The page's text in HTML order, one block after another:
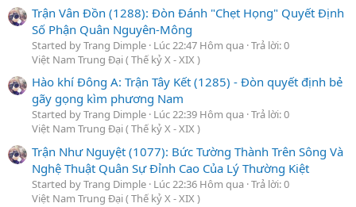
Trận Vân Đồn (1288): Đòn Đánh "Chẹt Họng" Quyết Định
Số Phận Quân Nguyên-Mông
Started by Trang Dimple Lúc 22:47 Hôm qua Trả lời: 0
Việt Nam Trung Đại ( Thế kỷ X - XIX )
Hào khí Đông A: Trận Tây Kết (1285) - Đòn quyết định bẻ
gãy gọng kìm phương Nam
Started by Trang Dimple Lúc 22:39 Hôm qua Trả lời: 0
Việt Nam Trung Đại ( Thế kỷ X - XIX )
Trận Như Nguyệt (1077): Bức Tường Thành Trên Sông Và
Nghệ Thuật Quân Sự Đỉnh Cao Của Lý Thường Kiệt
Started by Trang Dimple Lúc 22:36 Hôm qua Trả lời: 0
Việt Nam Trung Đại ( Thế kỷ X - XIX )